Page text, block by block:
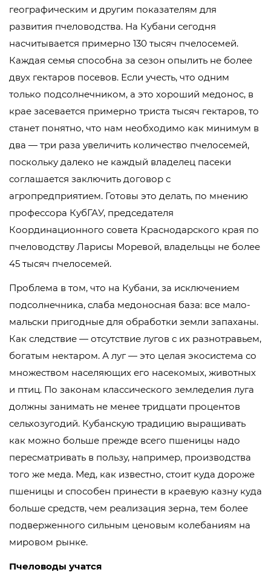
географическим и другим показателям для
развития пчеловодства. На Кубани сегодня
насчитывается примерно 130 тысяч пчелосемей.
Каждая семья способна за сезон опылить не более
двух гектаров посевов. Если учесть, что одним
только подсолнечником, а это хороший медонос, в
крае засевается примерно триста тысяч гектаров, то
станет понятно, что нам необходимо как минимум в
два — три раза увеличить количество пчелосемей,
поскольку далеко не каждый владелец пасеки
соглашается заключить договор с
агропредприятием. Готовы это делать, по мнению
профессора КубГАУ, председателя
Координационного совета Краснодарского края по
пчеловодству Ларисы Моревой, владельцы не более
45 тысяч пчелосемей.
Проблема в том, что на Кубани, за исключением
подсолнечника, слаба медоносная база: все мало-
мальски пригодные для обработки земли запаханы.
Как следствие — отсутствие лугов с их разнотравьем,
богатым нектаром. А луг — это целая экосистема со
множеством населяющих его насекомых, животных
и птиц. По законам классического земледелия луга
должны занимать не менее тридцати процентов
сельхозугодий. Кубанскую традицию выращивать
как можно больше прежде всего пшеницы надо
пересматривать в пользу, например, производства
того же меда. Мед, как известно, стоит куда дороже
пшеницы и способен принести в краевую казну куда
больше средств, чем реализация зерна, тем более
подверженного сильным ценовым колебаниям на
мировом рынке.
Пчеловоды учатся